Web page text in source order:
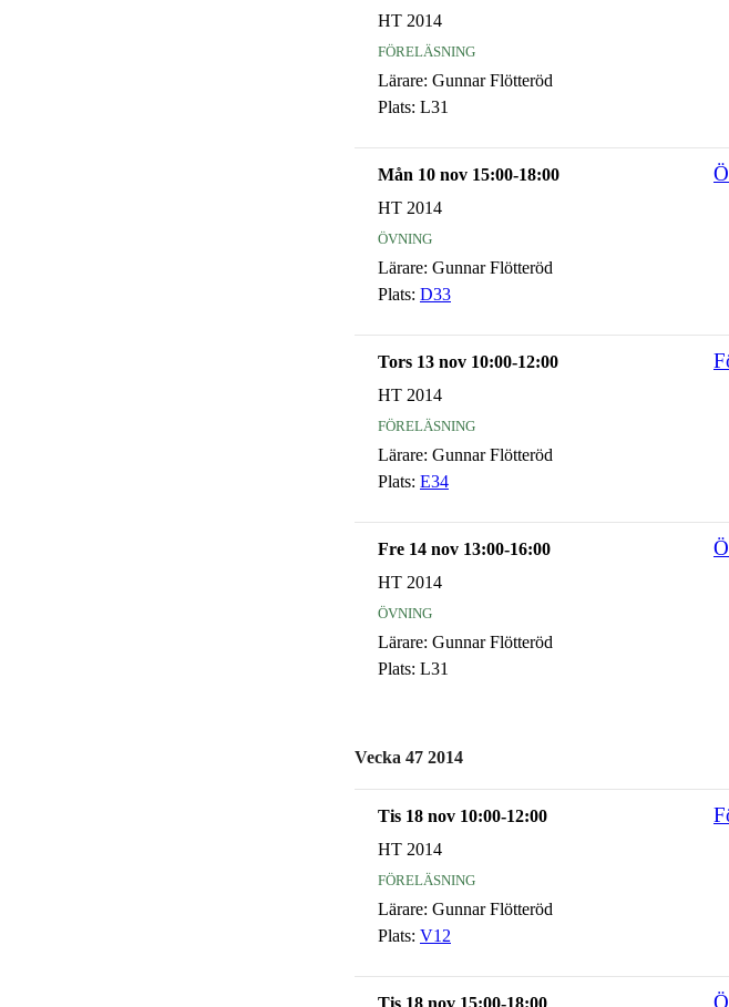
HT 2014
föreläsning
Lärare: Gunnar Flötteröd
Plats: L31
Mån 10 nov 15:00-18:00
HT 2014
övning
Lärare: Gunnar Flötteröd
Plats: D33
Tors 13 nov 10:00-12:00
HT 2014
föreläsning
Lärare: Gunnar Flötteröd
Plats: E34
Fre 14 nov 13:00-16:00
HT 2014
övning
Lärare: Gunnar Flötteröd
Plats: L31
Vecka 47 2014
Tis 18 nov 10:00-12:00
HT 2014
föreläsning
Lärare: Gunnar Flötteröd
Plats: V12
Tis 18 nov 15:00-18:00